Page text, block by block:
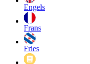
Engels
Frans
Fries